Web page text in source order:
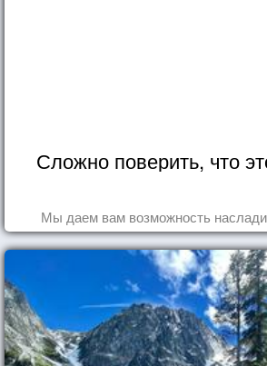
Сложно поверить, что
Мы даем вам возможность